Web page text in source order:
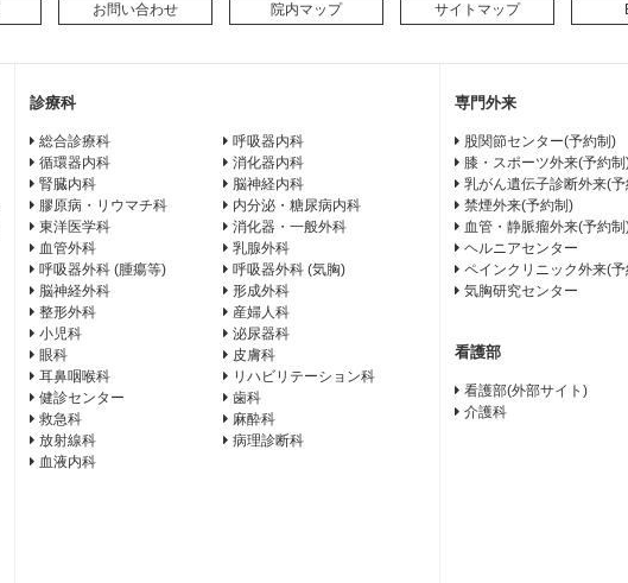
お問い合わせ 院内マップ サイトマップ
診療科
総合診療科
呼吸器内科
循環器内科
消化器内科
腎臓内科
脳神経内科
膠原病・リウマチ科
内分泌・糖尿病内科
東洋医学科
消化器・一般外科
血管外科
乳腺外科
呼吸器外科 (腫瘍等)
呼吸器外科 (気胸)
脳神経外科
形成外科
整形外科
産婦人科
小児科
泌尿器科
眼科
皮膚科
耳鼻咽喉科
リハビリテーション科
健診センター
歯科
救急科
麻酔科
放射線科
病理診断科
血液内科
専門外来
股関節センター(予約制)
膝・スポーツ外来(予約制
乳がん遺伝子診断外来(
禁煙外来(予約制)
血管・静脈瘤外来(予約制
ヘルニアセンター
ペインクリニック外来(
気胸研究センター
看護部
看護部(外部サイト)
介護科